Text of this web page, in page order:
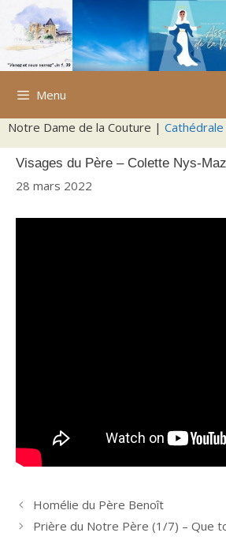
Aller
contenu
Menu
Notre Dame de la Couture |
Visages du Père – Colette Nys-
28 mars 2022
Homélie du Père Benoît
Prière du Notre Père (1/7) – Que